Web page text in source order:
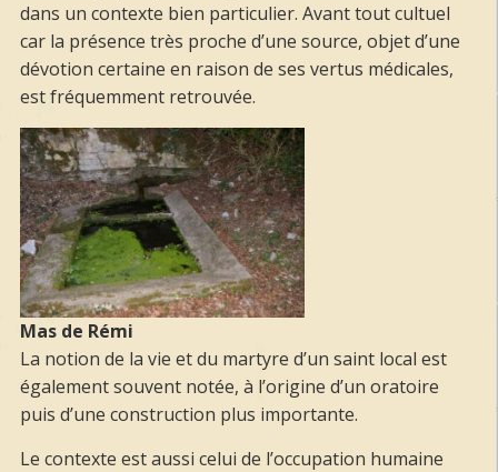
dans un contexte bien particulier. Avant tout cultuel
car la présence très proche d’une source, objet d’une
dévotion certaine en raison de ses vertus médicales,
est fréquemment retrouvée.
Mas de Rémi
La notion de la vie et du martyre d’un saint local est
également souvent notée, à l’origine d’un oratoire
puis d’une construction plus importante.
Le contexte est aussi celui de l’occupation humaine